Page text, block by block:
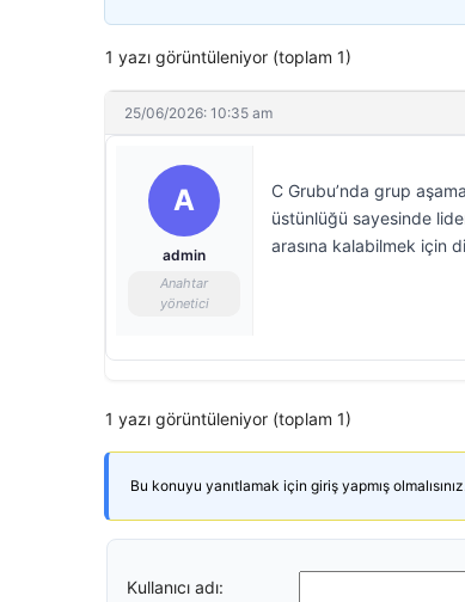
1 yazı görüntüleniyor (toplam 1)
25/06/2026: 10:35 am
A
admin
Anahtar
yönetici
C Grubu’nda grup
üstünlüğü sayesinde
arasına kalabilmek için
1 yazı görüntüleniyor (toplam 1)
Bu konuyu yanıtlamak için giriş yapmış
Kullanıcı adı: